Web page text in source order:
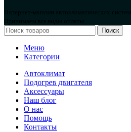
Интернет-магазин автоклиматических систем.
Принимаем все виды оплаты.
Поиск
Меню
Категории
Автоклимат
Подогрев двигателя
Аксессуары
Наш блог
О нас
Помощь
Контакты